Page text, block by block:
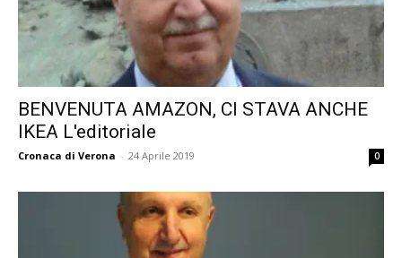
BENVENUTA AMAZON, CI STAVA ANCHE
IKEA L'editoriale
Cronaca di Verona - 24 Aprile 2019 0